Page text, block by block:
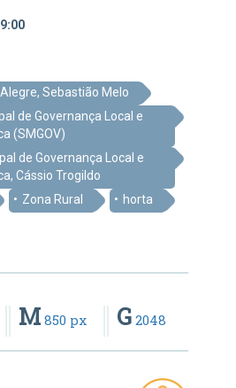
Sebastião Melo
de Governança Local e
(SMGOV)
de Governança Local e
Cássio Trogildo
Zona Rural
horta
M 850 px G 2048